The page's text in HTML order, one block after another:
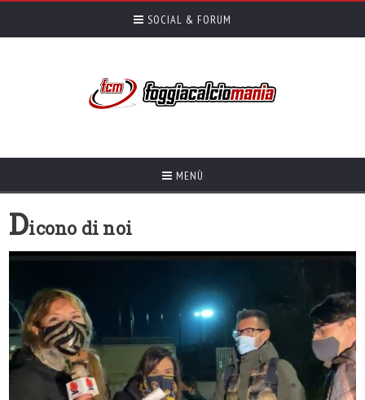
SOCIAL & FORUM
MENÙ
Dicono di noi